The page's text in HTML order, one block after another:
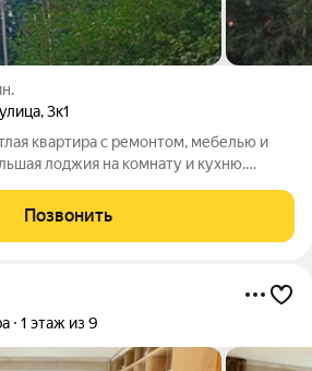
,3к1
квартира с ремонтом, мебелью и
лоджия на комнату и кухню.
рядом, благоустроенные пляжи
Позвонить
1 этаж из 9